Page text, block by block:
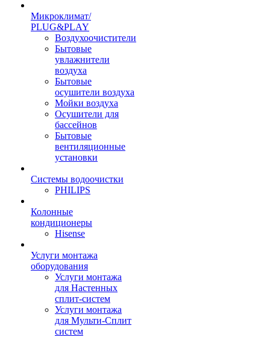
Микроклимат/
PLUG&PLAY
Воздухоочистители
Бытовые
увлажнители
воздуха
Бытовые
осушители воздуха
Мойки воздуха
Осушители для
бассейнов
Бытовые
вентиляционные
установки
Системы водоочистки
PHILIPS
Колонные
кондиционеры
Hisense
Услуги монтажа
оборудования
Услуги монтажа
для Настенных
сплит-систем
Услуги монтажа
для Мульти-Сплит
систем